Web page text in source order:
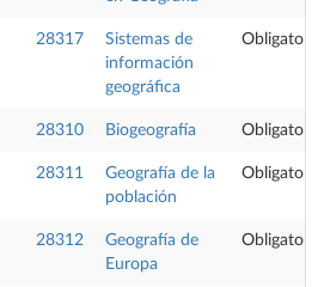
28317
Sistemas de
información
geográfica
Obligatoria
28310 Biogeografía Obligatoria
28311
Geografía de la
población
Obligatoria
28312
Geografía de
Europa
Obligatoria